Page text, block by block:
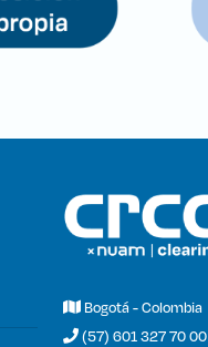
Bogotá - Colombia
(57) 601 327 70 00